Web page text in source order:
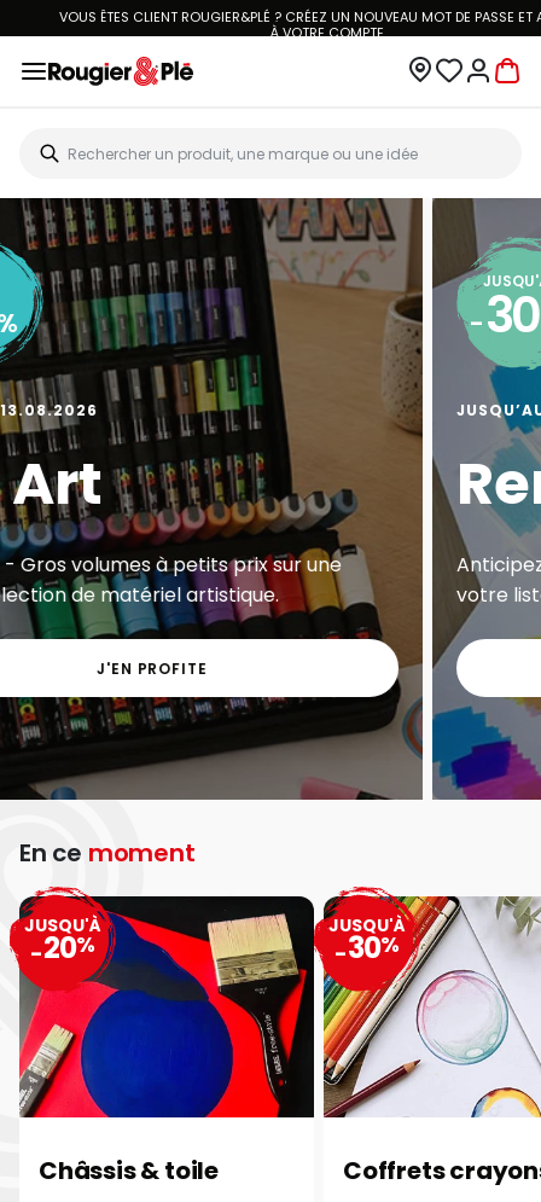
VOUS ÊTES CLIENT ROUGIER&PLÉ ? CRÉEZ UN NOUVEAU MOT DE PASSE ET ACCÉDEZ
ÀVOTRE COMPTE.
JUSQU'À
- 20 %
JUSQU’AU 13.08.2026
Big Art
Exclu web - Gros volumes à petits prix sur une
grande sélection de matériel artistique.
En ce moment
Châssis & toile
JUSQU'À
-20%
Coffrets
JUSQU'À
-30%